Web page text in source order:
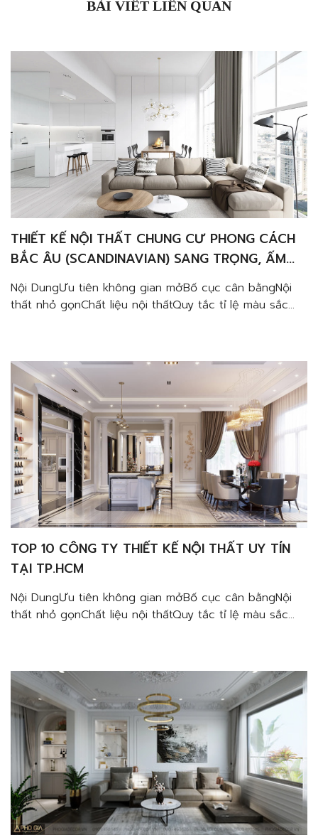
BÀI VIẾT LIÊN QUAN
THIẾT KẾ NỘI THẤT CHUNG CƯ PHONG CÁCH
BẮC ÂU (SCANDINAVIAN) SANG TRỌNG, ẤM
CÚNG VÀ TINH TẾ
Nội DungƯu tiên không gian mởBố cục cân bằngNội
thất nhỏ gọnChất liệu nội thấtQuy tắc tỉ lệ màu sắc
[…]
TOP 10 CÔNG TY THIẾT KẾ NỘI THẤT UY TÍN
TẠI TP.HCM
Nội DungƯu tiên không gian mởBố cục cân bằngNội
thất nhỏ gọnChất liệu nội thấtQuy tắc tỉ lệ màu sắc
cho gia […]